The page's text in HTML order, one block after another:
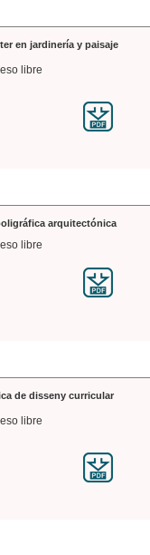
en jardinería y paisaje
libre
arquitectónica
libre
de disseny curricular
libre